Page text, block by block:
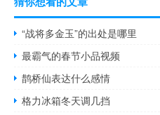
“战将多金玉”的出处是哪里
最霸气的春节小品视频
鹊桥仙表达什么感情
格力冰箱冬天调几挡